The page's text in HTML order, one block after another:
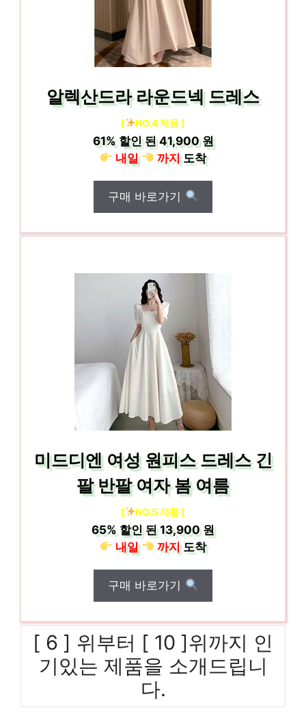
알렉산드라 라운드넥 드레스
[ NO.4 제품 ]
61%할인 된41,900 원
내일
까지도착
구매 바로가기
미드디엔 여성 원피스 드레스 긴
팔 반팔 여자 봄 여름
[ NO.5 제품 ]
65% 할인 된13,900 원
내일
까지도착
구매 바로가기
[ 6 ] 위부터 [ 10 ]위까지 인
기있는 제품을 소개드립니
다.